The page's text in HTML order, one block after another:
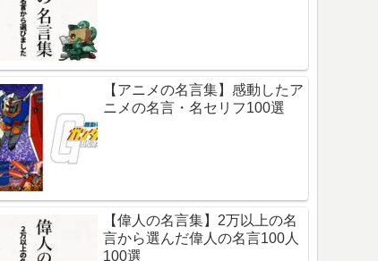
【アニメの名言集】感動したア
ニメの名言・名セリフ100選
【偉人の名言集】2万以上の名
言から選んだ偉人の名言100人
100選